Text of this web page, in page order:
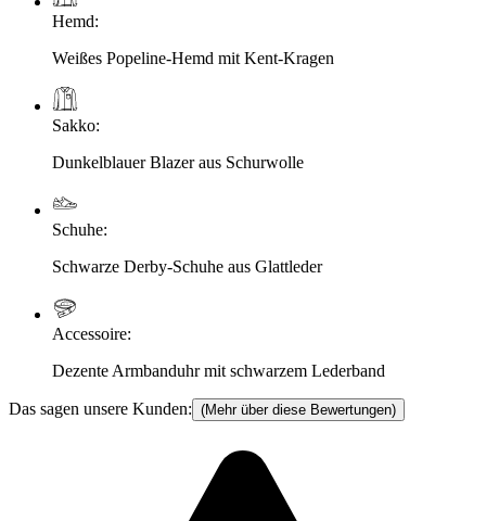
Hemd:
Weißes Popeline-Hemd mit Kent-Kragen
Sakko:
Dunkelblauer Blazer aus Schurwolle
Schuhe:
Schwarze Derby-Schuhe aus Glattleder
Accessoire:
Dezente Armbanduhr mit schwarzem Lederband
Das sagen unsere Kunden: (Mehr über diese Bewertungen)